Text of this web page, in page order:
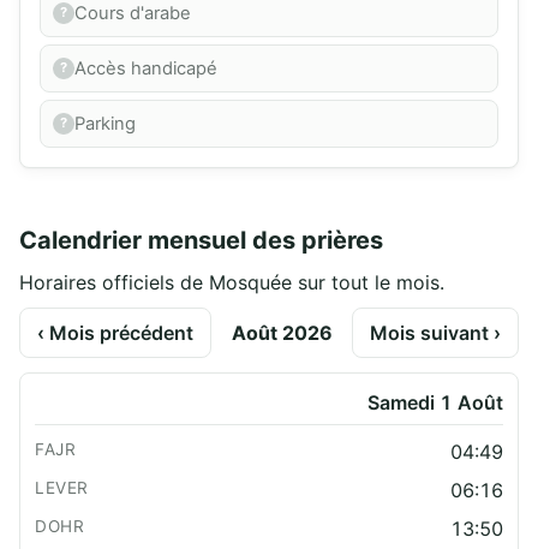
Cours d'arabe
Accès handicapé
Parking
Calendrier mensuel des prières
Horaires officiels de Mosquée sur tout le mois.
‹ Mois précédent Août 2026 Mois suivant ›
Samedi 1 Août
04:49
06:16
13:50